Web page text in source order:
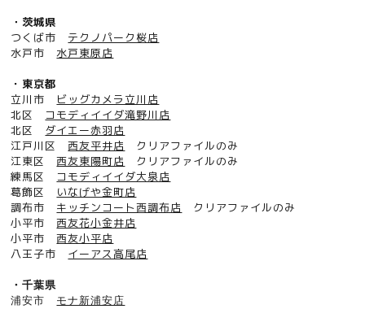
・茨城県
つくば市 テクノパーク桜店
水戸市水戸東原店
・東京都
立川市 ビッグカメラ立川店
北区 コモディイイダ滝野川店
北区 ダイエー赤羽店
江戸川区西友平井店
クリアファイルのみ
江東区西友東陽町店
クリアファイルのみ
練馬区 コモディイイダ大泉店
葛飾区 いなげや金町店
調布市 キッチンコート西調布店
クリアファイルのみ
小平市西友花小金井店
小平市西友小平店
八王子市 イーアス高尾店
・千葉県
浦安市 モナ新浦安店